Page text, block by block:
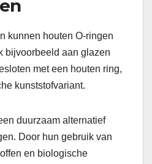
kunnen houten O-ringen
bijvoorbeeld aan glazen
met een houten ring,
kunststofvariant.
duurzaam alternatief
Door hun gebruik van
en biologische